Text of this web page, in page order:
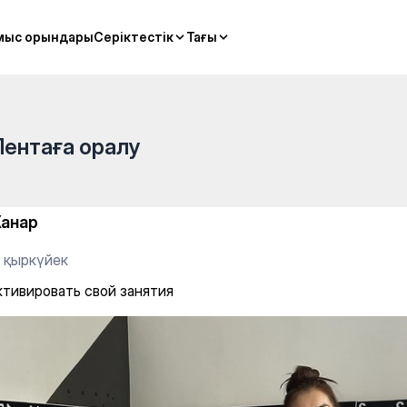
орындарыСеріктестік Тағы
орындарыСеріктестік Тағы
оралу
қыркүйек
свой занятия